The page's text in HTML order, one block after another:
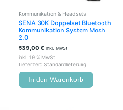
Kommunikation & Headsets
SENA 30K Doppelset Bluetooth
Kommunikation System Mesh
2.0
539,00 € inkl. MwSt
inkl. 19 % MwSt.
Lieferzeit: Standardlieferung
In den Warenkorb